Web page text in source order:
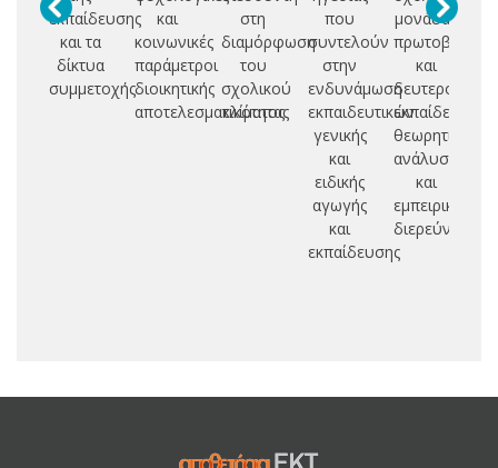
εκπαίδευσης
και τα
δίκτυα
συμμετοχής
και
κοινωνικές
παράμετροι
διοικητικής
αποτελεσματικότητας
στη
διαμόρφωση
του
σχολικού
κλίματος
που
συντελούν
στην
ενδυνάμωση
εκπαιδευτικών
γενικής
και
ειδικής
αγωγής
και
εκπαίδευσης
μονάδας
και
εκπαίδευσης:
θεωρητική
ανάλυση
και
εμπειρική
διερεύνηση